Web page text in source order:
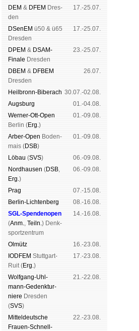
DEM & DFEM Dres­
den
17.-25.07.
DSenEM ü50 & ü65
Dres­den
17.-25.07.
DPEM & DSAM-
Finale Dres­den
23.-25.07.
DBEM & DFBEM
Dres­den
26.07.
Heil­bronn-Bi­ber­ach 30.07.-02.08.
Augs­burg
01.-04.08.
Werner-Ott-Open
Ber­lin (Erg.)
01.-09.08.
Arber-Open Boden­
mais (DSB)
01.-09.08.
Lö­bau (SVS)
06.-09.08.
Nord­hau­sen (DSB,
Erg.)
06.-09.08.
Prag
07.-15.08.
Berlin-Lich­ten­berg
08.-16.08.
SGL-Spenden­open
(Anm., Teiln.) Denk­
sport­zen­trum
14.-16.08.
Ol­mütz
16.-23.08.
IODFEM Stutt­gart-
Ruit (Erg.)
17.-23.08.
Wolf­gang-Uhl­
mann-Ge­denk­tur­
niere Dres­den
(SVS)
21.-22.08.
Mit­tel­deu­tsche
Frauen-Schnell­
22.-23.08.